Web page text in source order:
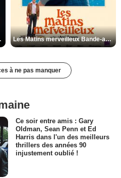
STFR Les Matins merveilleux Bande-annonce VF
à ne pas manquer
Ce soir entre amis : Gary
Oldman, Sean Penn et Ed
Harris dans l'un des meilleurs
thrillers des années 90
injustement oublié !